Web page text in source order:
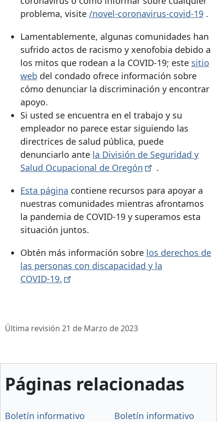
problema, visite /novel-coronavirus-covid-19 .
Lamentablemente, algunas comunidades han
sufrido actos de racismo y xenofobia debido a
los mitos que rodean a la COVID-19; este sitio
web del condado ofrece información sobre
cómo denunciar la discriminación y encontrar
apoyo.
Si usted se encuentra en el trabajo y su
empleador no parece estar siguiendo las
directrices de salud pública, puede
denunciarlo ante la División de Seguridad y
Salud Ocupacional de Oregón
.
Esta página contiene recursos para apoyar a
nuestras comunidades mientras afrontamos
la pandemia de COVID-19 y superamos esta
situación juntos.
Obtén más información sobre los derechos de
las personas con discapacidad y la
COVID-19.
Última revisión 21 de Marzo de 2023
Páginas relacionadas
Boletín informativo
Boletín informativo